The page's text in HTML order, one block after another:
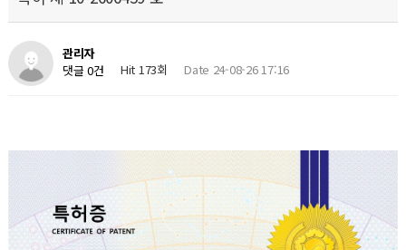
관리자
댓글 0건
Hit 173회 Date 24-08-26 17:16